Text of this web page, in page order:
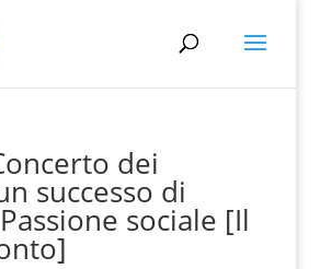
dei
successo di
sociale [Il